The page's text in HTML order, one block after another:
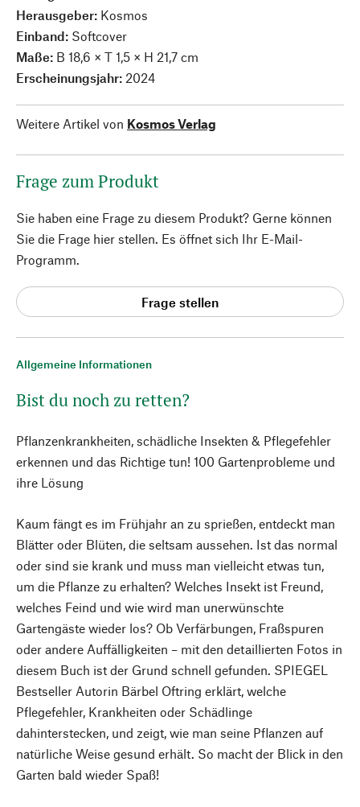
Allgemeine Informationen
Bist du noch zu retten?
Pflanzenkrankheiten, schädliche Insekten & Pflegefehler
erkennen und das Richtige tun! 100 Gartenprobleme und
ihre Lösung
Kaum fängt es im Frühjahr an zu sprießen, entdeckt man
Blätter oder Blüten, die seltsam aussehen. Ist das normal
oder sind sie krank und muss man vielleicht etwas tun,
um die Pflanze zu erhalten? Welches Insekt ist Freund,
welches Feind und wie wird man unerwünschte
Gartengäste wieder los? Ob Verfärbungen, Fraßspuren
oder andere Auffälligkeiten – mit den detaillierten Fotos in
diesem Buch ist der Grund schnell gefunden. SPIEGEL
Bestseller Autorin Bärbel Oftring erklärt, welche
Pflegefehler, Krankheiten oder Schädlinge
dahinterstecken, und zeigt, wie man seine Pflanzen auf
natürliche Weise gesund erhält. So macht der Blick in den
Garten bald wieder Spaß!
Herausgeber: Kosmos
Einband: Softcover
Maße: B 18,6 × T 1,5 × H 21,7 cm
Erscheinungsjahr: 2024
Weitere Artikel von Kosmos Verlag
Frage zum Produkt
Sie haben eine Frage zu diesem Produkt? Gerne können
Sie die Frage hier stellen. Es öffnet sich Ihr E-Mail-
Programm.
Frage stellen